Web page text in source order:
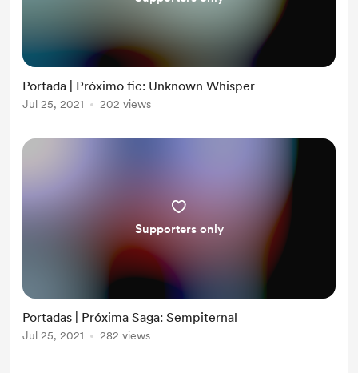
Portada | Próximo fic: Unknown Whisper
Jul 25, 2021 202 views
Supporters only
Portadas | Próxima Saga: Sempiternal
Jul 25, 2021 282 views